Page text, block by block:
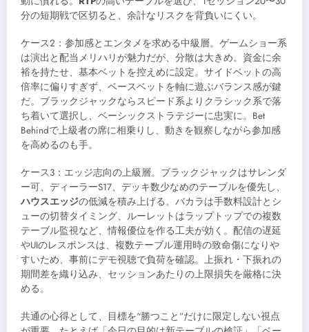
分の短期戦で区切ると、余計なリスクを背負いにくい。
ケース2：参加感とエンタメを求める中級層。ゲームショー系
は演出と配当メリハリが魅力だが、分散は大きめ。資金に余
裕を持たせ、基本ベットを控えめに設定。サイドベットの高
倍率に偏りすぎず、ベースベットを軸に遊ぶバランス感が鍵
だ。ブラックジャックならスピード系よりクラシック系で落
ち着いて選択し、ベーシックストラテジーに忠実に。Bet
Behindで上級者の席に相乗りし、動きを観察しながら参加感
を高めるのも手。
ケース3：エッジ志向の上級層。ブラックジャックはサレンダ
ー可、ディーラーS17、デッキ数少なめのテーブルを優先し、
ハウスエッジの低減を積み上げる。バカラは手数料設計とシ
ューの切替タイミング、ルーレットはラップトップでの複数
テーブル監視など、情報優位を作る工夫が効く。配信の遅延
やUIのレスポンスは、複数テーブル運用時の致命傷になりや
すいため、事前にデモ視聴で負荷を確認。上振れ・下振れの
期間差を織り込み、セッションあたりの上限損失を厳格に決
める。
共通の心得として、目標を“勝つこと”だけに限定しない視点